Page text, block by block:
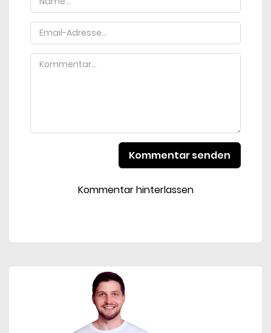
Kommentar senden
Kommentar hinterlassen